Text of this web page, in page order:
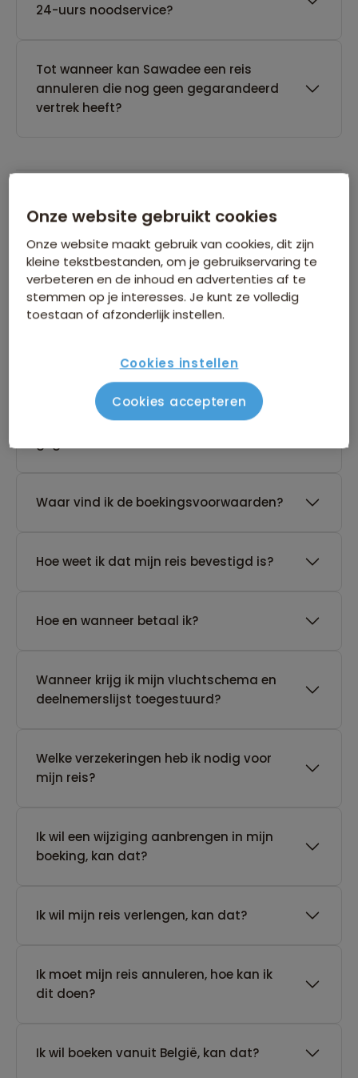
24-uurs noodservice?
Tot wanneer kan Sawadee een reis
annuleren die nog geen gegarandeerd
vertrek heeft?
Boeken van je reis
Wanneer kan ik het beste een reis
boeken?
De reis van mijn keuze heeft nog geen
Waar vind ik de boekingsvoorwaarden?
Hoe weet ik dat mijn reis bevestigd is?
Hoe en wanneer betaal ik?
Wanneer krijg ik mijn vluchtschema en
deelnemerslijst toegestuurd?
Welke verzekeringen heb ik nodig voor
mijn reis?
Ik wil een wijziging aanbrengen in mijn
boeking, kan dat?
Ik wil mijn reis verlengen, kan dat?
Ik moet mijn reis annuleren, hoe kan ik
dit doen?
Ik wil boeken vanuit België, kan dat?
Onze website gebruikt cookies
Onze website maakt gebruik van cookies, dit zijn
kleine tekstbestanden, om je gebruikservaring te
verbeteren en de inhoud en advertenties af te
stemmen op je interesses. Je kunt ze volledig
toestaan of afzonderlijk instellen.
Cookies instellen
Cookies accepteren